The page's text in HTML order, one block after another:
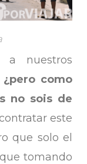
a nuestros
¿pero como
no sois de
este
que solo el
tomando